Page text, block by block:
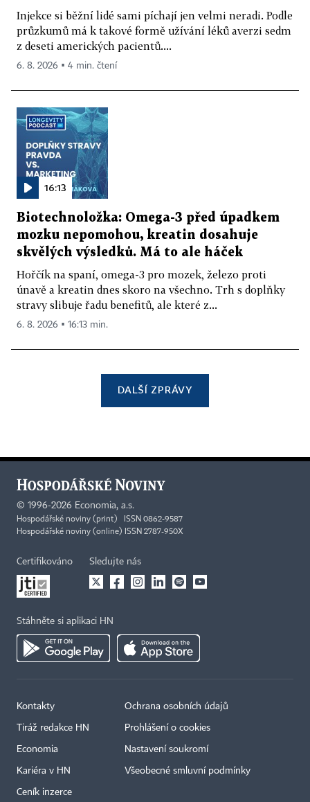
Injekce si běžní lidé sami píchají jen velmi neradi. Podle
průzkumů má k takové formě užívání léků averzi sedm
z deseti amerických pacientů....
6. 8. 2026 ▪ 4 min. čtení
16:13
Biotechnoložka: Omega-3 před úpadkem
mozku nepomohou, kreatin dosahuje
skvělých výsledků. Má to ale háček
Hořčík na spaní, omega-3 pro mozek, železo proti
únavě a kreatin dnes skoro na všechno. Trh s doplňky
stravy slibuje řadu benefitů, ale které z...
6. 8. 2026 ▪ 16:13 min.
DALŠÍ ZPRÁVY
© 1996-2026 Economia, a.s.
Hospodářské noviny (print) ISSN 0862-9587
Hospodářské noviny (online) ISSN 2787-950X
Certifikováno Sledujte nás
Stáhněte si aplikaci HN
Kontakty
Tiráž redakce HN
Economia
Kariéra v HN
Ceník inzerce
Ochrana osobních údajů
Prohlášení o cookies
Nastavení soukromí
Všeobecné smluvní podmínky